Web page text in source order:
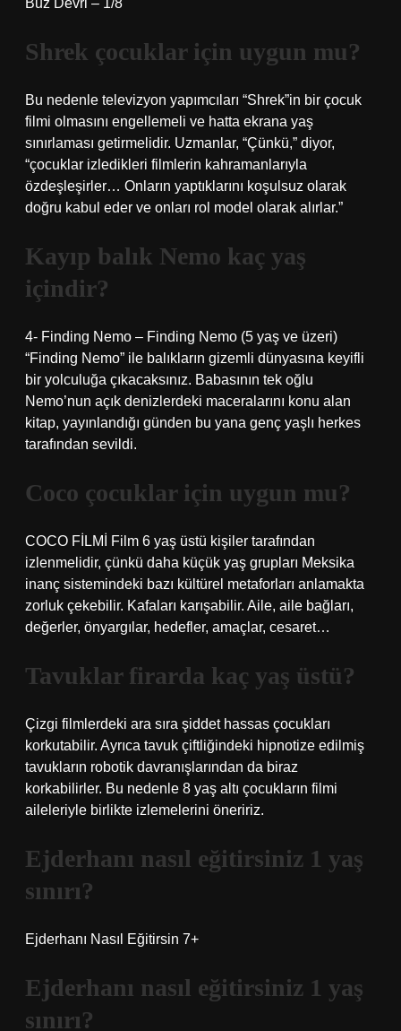
Buz Devri – 1/8
Shrek çocuklar için uygun mu?
Bu nedenle televizyon yapımcıları “Shrek”in bir çocuk
filmi olmasını engellemeli ve hatta ekrana yaş
sınırlaması getirmelidir. Uzmanlar, “Çünkü,” diyor,
“çocuklar izledikleri filmlerin kahramanlarıyla
özdeşleşirler… Onların yaptıklarını koşulsuz olarak
doğru kabul eder ve onları rol model olarak alırlar.”
Kayıp balık Nemo kaç yaş
içindir?
4- Finding Nemo – Finding Nemo (5 yaş ve üzeri)
“Finding Nemo” ile balıkların gizemli dünyasına keyifli
bir yolculuğa çıkacaksınız. Babasının tek oğlu
Nemo’nun açık denizlerdeki maceralarını konu alan
kitap, yayınlandığı günden bu yana genç yaşlı herkes
tarafından sevildi.
Coco çocuklar için uygun mu?
COCO FİLMİ Film 6 yaş üstü kişiler tarafından
izlenmelidir, çünkü daha küçük yaş grupları Meksika
inanç sistemindeki bazı kültürel metaforları anlamakta
zorluk çekebilir. Kafaları karışabilir. Aile, aile bağları,
değerler, önyargılar, hedefler, amaçlar, cesaret…
Tavuklar firarda kaç yaş üstü?
Çizgi filmlerdeki ara sıra şiddet hassas çocukları
korkutabilir. Ayrıca tavuk çiftliğindeki hipnotize edilmiş
tavukların robotik davranışlarından da biraz
korkabilirler. Bu nedenle 8 yaş altı çocukların filmi
aileleriyle birlikte izlemelerini öneririz.
Ejderhanı nasıl eğitirsiniz 1 yaş
sınırı?
Ejderhanı Nasıl Eğitirsin 7+
Ejderhanı nasıl eğitirsiniz 1 yaş
sınırı?